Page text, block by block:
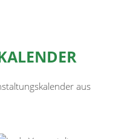
aus